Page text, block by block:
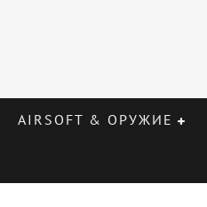
AIRSOFT & ОРУЖИЕ